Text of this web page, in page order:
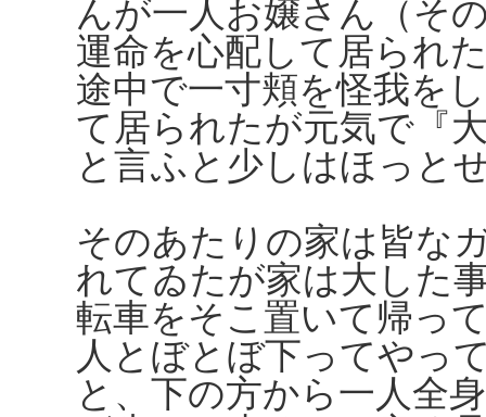
んが一人お嬢さん（そ
運命を心配して居られ
途中で一寸頬を怪我を
て居られたが元気で『
と言ふと少しはほっと
そのあたりの家は皆な
れてゐたが家は大した
転車をそこ置いて帰っ
人とぼとぼ下ってやっ
と、下の方から一人全